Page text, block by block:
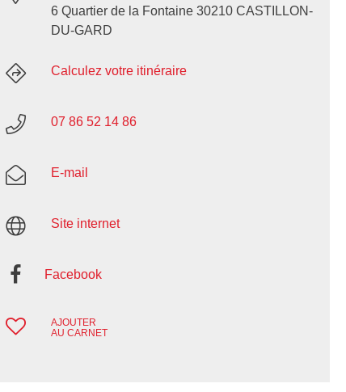
6 Quartier de la Fontaine 30210 CASTILLON-
DU-GARD
Calculez votre itinéraire
07 86 52 14 86
E-mail
Site internet
Facebook
AJOUTER
AU CARNET